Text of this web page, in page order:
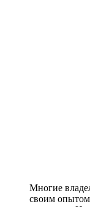
Многие
своим